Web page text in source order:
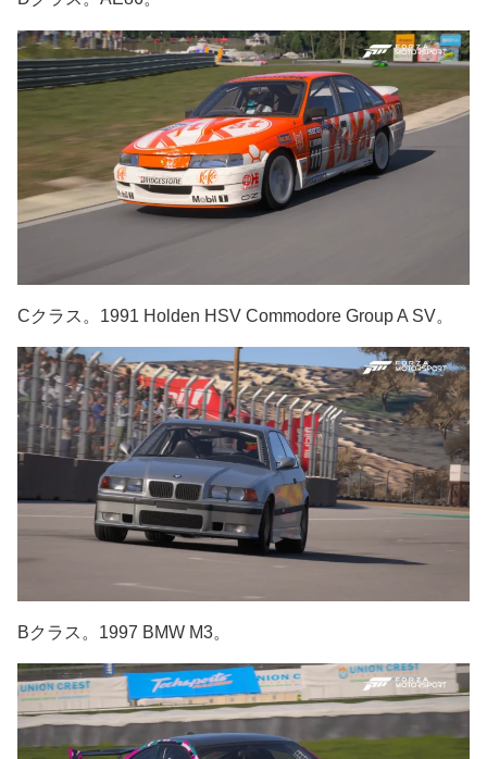
Cクラス。1991 Holden HSV Commodore Group A SV。
Bクラス。1997 BMW M3。